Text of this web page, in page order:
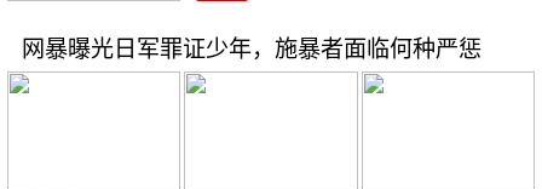
网暴曝光日军罪证少年，施暴者面临何种严惩